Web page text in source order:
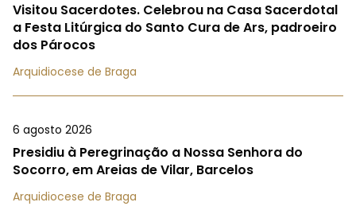
Visitou Sacerdotes. Celebrou na Casa Sacerdotal
a Festa Litúrgica do Santo Cura de Ars, padroeiro
dos Párocos
Arquidiocese de Braga
6 agosto 2026
Presidiu à Peregrinação a Nossa Senhora do
Socorro, em Areias de Vilar, Barcelos
Arquidiocese de Braga